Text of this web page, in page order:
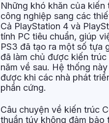
Những khó khăn của
công nghiệp sang các
Cả PlayStation 4 và
tính PC tiêu chuẩn, giúp
PS3 đã tạo ra một số tựa
đã làm chủ được kiến
năm về sau. Hệ thống
được khi các nhà phát
phần cứng.
Câu chuyện về kiến trúc
thuần túy không đảm bảo